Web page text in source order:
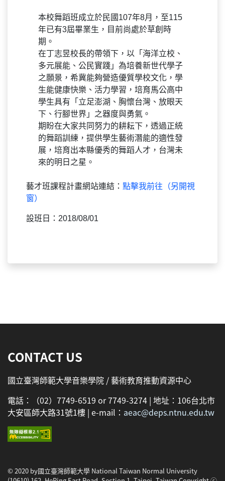
本校舞蹈班成立於民國107年8月，至115
年已有3屆畢業生，目前尚處於草創時
期。
在丁志昱校長的帶領下，以「海洋立校、
多元展能、公民實踐」為培養新世代學子
之願景，希冀能夠營造優質學校文化，學
生能健康快樂、活力學習，培育馬公高中
學生具有「立足澎湖、胸懷台灣、放眼天
下、行腳世界」之器度與勇氣。
期盼在大家共同努力的耕耘下，透過正統
的舞蹈訓練，提供學生藝術潛能的適性發
展，培育出本縣優秀的舞蹈人才，台灣未
來的明日之星。
藝才班課程計畫網站連結： 點擊我前往（另開視
窗）
設班日：2018/08/01
CONTACT US
國立臺灣師範大學音樂學院 / 藝術教育推動資源中心
電話：（02）7749-6519 or 7749-3274 | 地址：106台北市
大安區師大路31號1樓 | e-mail： aeac@deps.ntnu.edu.tw
© 2020 by國立臺灣師範大學 National Taiwan Normal University